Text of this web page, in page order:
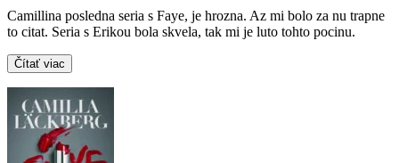
Camillina posledna seria s Faye, je hrozna. Az mi bolo za nu trapne
to citat. Seria s Erikou bola skvela, tak mi je luto tohto pocinu.
Čítať viac